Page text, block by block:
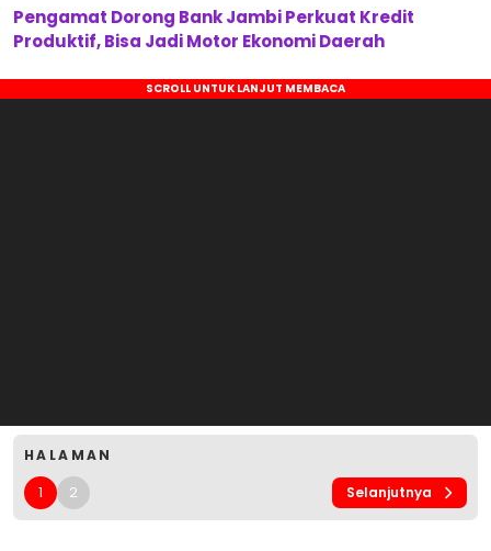
Pengamat Dorong Bank Jambi Perkuat Kredit
Produktif, Bisa Jadi Motor Ekonomi Daerah
HALAMAN
1 2 Selanjutnya